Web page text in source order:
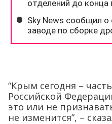
“Крым сегодня –
Российской
это или не
не изменится”, –